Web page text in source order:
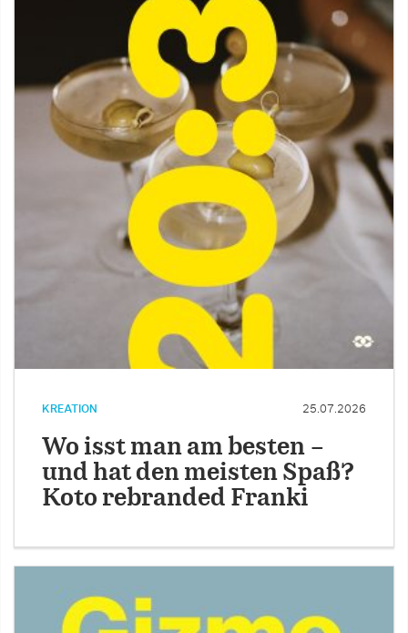
KREATION 25.07.2026
Wo isst man am besten –
und hat den meisten Spaß?
Koto rebranded Franki